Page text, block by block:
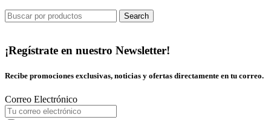
Search
¡Regístrate en nuestro Newsletter!
Recibe promociones exclusivas, noticias y ofertas directamente en tu correo.
Correo Electrónico